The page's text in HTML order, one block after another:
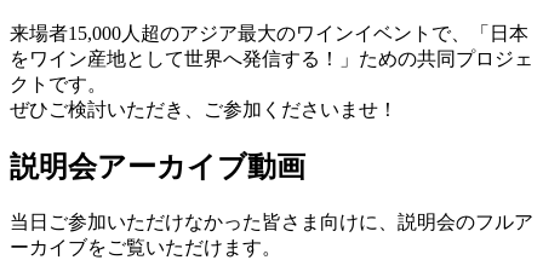
来場者15,000人超のアジア最大のワインイベントで、「日本
をワイン産地として世界へ発信する！」ための共同プロジェ
クトです。
ぜひご検討いただき、ご参加くださいませ！
説明会アーカイブ動画
当日ご参加いただけなかった皆さま向けに、説明会のフルア
ーカイブをご覧いただけます。